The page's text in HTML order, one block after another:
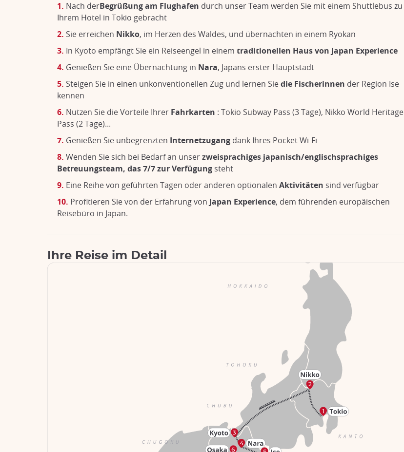
Nach derBegrüßung am Flughafen durch unser Team werden Sie mit einem Shuttlebus zu
Ihrem Hotel in Tokio gebracht
Sie erreichen Nikko, im Herzen des Waldes, und übernachten in einem Ryokan
In Kyoto empfängt Sie ein Reiseengel in einem traditionellen Haus von Japan Experience
Genießen Sie eine Übernachtung in Nara, Japans erster Hauptstadt
Steigen Sie in einen unkonventionellen Zug und lernen Siedie Fischerinnen der Region Ise
kennen
Nutzen Sie die Vorteile Ihrer Fahrkarten : Tokio Subway Pass (3 Tage), Nikko World Heritage
Pass (2 Tage)...
Genießen Sie unbegrenzten Internetzugang dank Ihres Pocket Wi-Fi
Wenden Sie sich bei Bedarf an unserzweisprachiges japanisch/englischsprachiges
Betreuungsteam, das 7/7 zur Verfügung steht
Eine Reihe von geführten Tagen oder anderen optionalen Aktivitäten sind verfügbar
Profitieren Sie von der Erfahrung von Japan Experience, dem führenden europäischen
Reisebüro in Japan.
Ihre Reise im Detail